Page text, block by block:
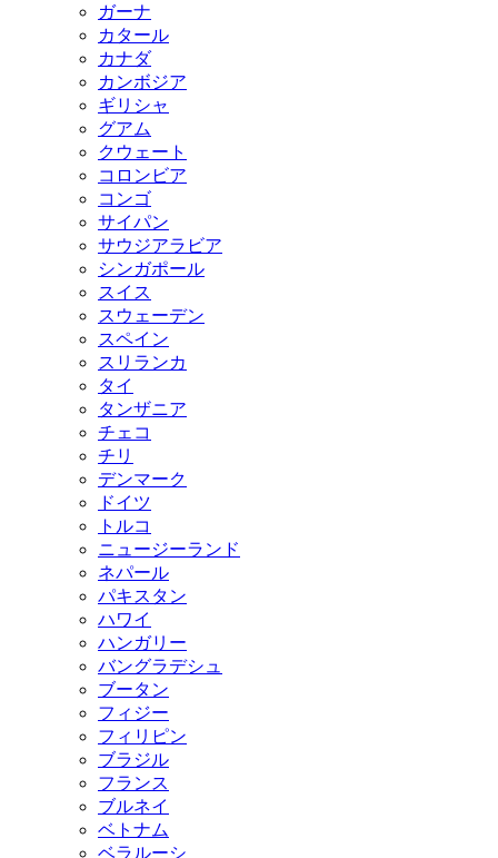
ガーナ
カタール
カナダ
カンボジア
ギリシャ
グアム
クウェート
コロンビア
コンゴ
サイパン
サウジアラビア
シンガポール
スイス
スウェーデン
スペイン
スリランカ
タイ
タンザニア
チェコ
チリ
デンマーク
ドイツ
トルコ
ニュージーランド
ネパール
パキスタン
ハワイ
ハンガリー
バングラデシュ
ブータン
フィジー
フィリピン
ブラジル
フランス
ブルネイ
ベトナム
ベラルーシ